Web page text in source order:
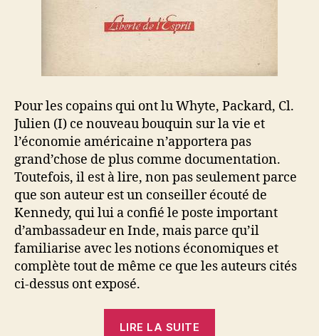
Pour les copains qui ont lu Whyte, Packard, Cl.
Julien (I) ce nouveau bouquin sur la vie et
l’économie américaine n’apportera pas
grand’chose de plus comme documentation.
Toutefois, il est à lire, non pas seulement parce
que son auteur est un conseiller écouté de
Kennedy, qui lui a confié le poste important
d’ambassadeur en Inde, mais parce qu’il
familiarise avec les notions économiques et
complète tout de même ce que les auteurs cités
ci-dessus ont exposé.
LIRE LA SUITE